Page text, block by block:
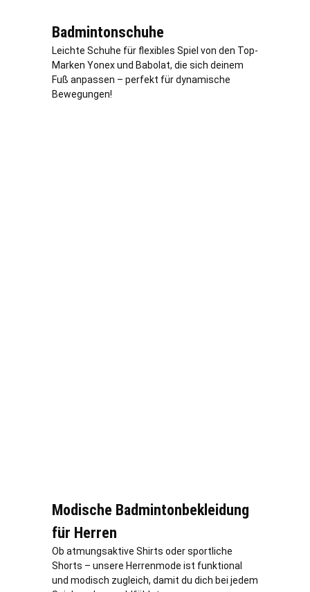
Badmintonschuhe
Leichte Schuhe für flexibles Spiel von den Top-
Marken Yonex und Babolat, die sich deinem
Fuß anpassen – perfekt für dynamische
Bewegungen!
Modische Badmintonbekleidung
für Herren
Ob atmungsaktive Shirts oder sportliche
Shorts – unsere Herrenmode ist funktional
und modisch zugleich, damit du dich bei jedem